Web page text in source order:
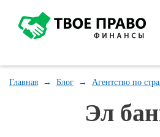
Главная → Блог → Агентство по
Эл